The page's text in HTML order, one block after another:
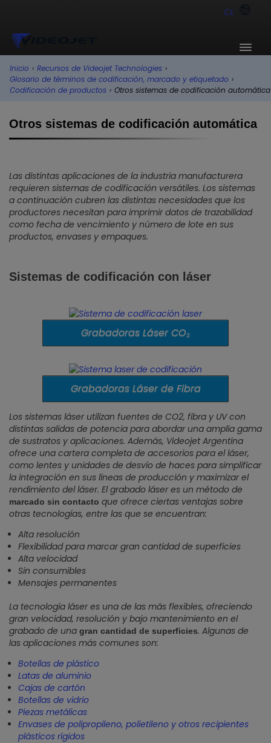
CL
Inicio › Recursos de Videojet Technologies ›
Glosario de términos de codificación, marcado y etiquetado ›
Codificación de productos › Otros sistemas de codificación automática
Otros sistemas de codificación automática
Las distintas aplicaciones de la industria manufacturera
requieren sistemas de codificación versátiles. Los sistemas
a continuación cubren las distintas necesidades que los
productores necesitan para imprimir datos de trazabilidad
como fecha de vencimiento y número de lote en sus
productos, envases y empaques.
Sistemas de codificación con láser
Grabadoras Láser CO₂
Grabadoras Láser de Fibra
Los sistemas láser utilizan fuentes de CO2, fibra y UV con
distintas salidas de potencia para abordar una amplia gama
de sustratos y aplicaciones. Además, Videojet Argentina
ofrece una cartera completa de accesorios para el láser,
como lentes y unidades de desvío de haces para simplificar
la integración en sus líneas de producción y maximizar el
rendimiento del láser. El grabado láser es un método de
marcado sin contacto que ofrece ciertas ventajas sobre
otras tecnologías, entre las que se encuentran:
Alta resolución
Flexibilidad para marcar gran cantidad de superficies
Alta velocidad
Sin consumibles
Mensajes permanentes
La tecnología láser es una de las más flexibles, ofreciendo
gran velocidad, resolución y bajo mantenimiento en el
grabado de una gran cantidad de superficies. Algunas de
las aplicaciones más comunes son:
Botellas de plástico
Latas de aluminio
Cajas de cartón
Botellas de vidrio
Piezas metálicas
Envases de polipropileno, polietileno y otros recipientes
plásticos rígidos